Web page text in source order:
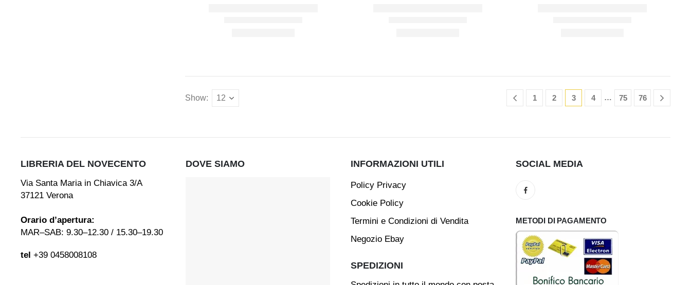
Show: 1 2 3 4 … 75 76
LIBRERIA DEL NOVECENTO
Via Santa Maria in Chiavica 3/A
37121 Verona
Orario d’apertura:
MAR–SAB: 9.30–12.30 / 15.30–19.30
tel +39 0458008108
DOVE SIAMO INFORMAZIONI UTILI
Policy Privacy
Cookie Policy
Termini e Condizioni di Vendita
Negozio Ebay
SPEDIZIONI
SOCIAL MEDIA
METODI DI PAGAMENTO